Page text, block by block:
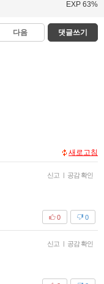
EXP 63%
다음 댓글쓰기
새로고침
신고 | 공감 확인
0
0
신고 | 공감 확인